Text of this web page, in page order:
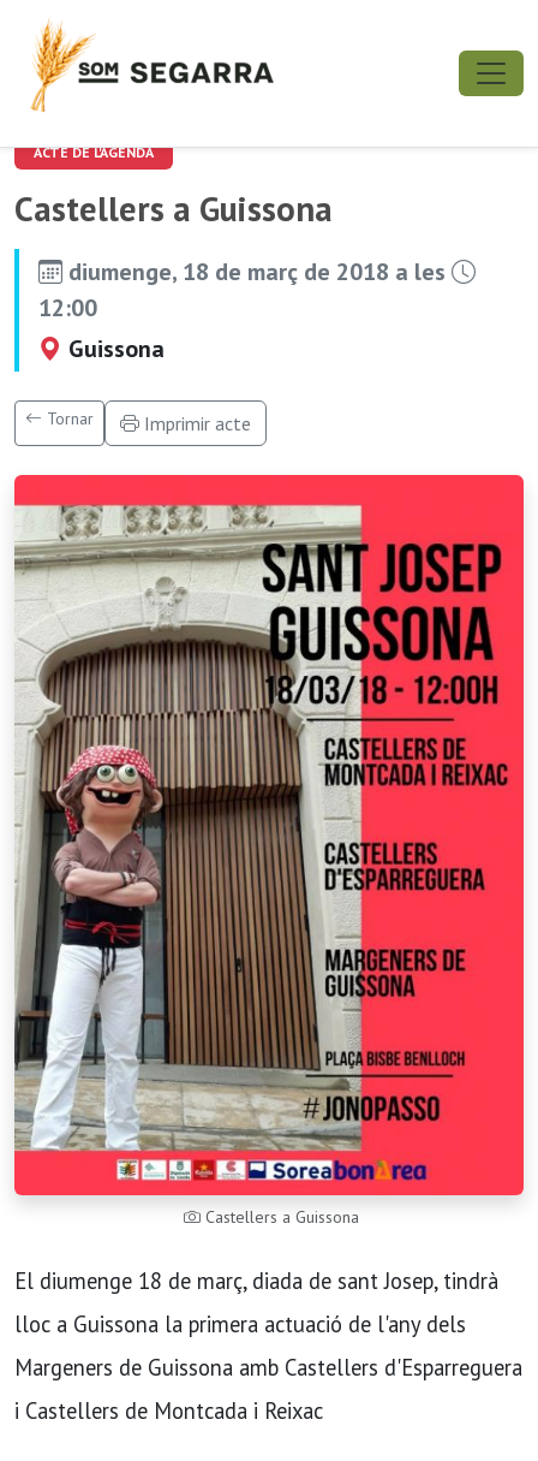
ACTE DE L'AGENDA
Castellers a Guissona
diumenge, 18 de març de 2018 a les
12:00
Guissona
Tornar Imprimir acte
Castellers a Guissona
El diumenge 18 de març, diada de sant Josep, tindrà
lloc a Guissona la primera actuació de l'any dels
Margeners de Guissona amb Castellers d'Esparreguera
i Castellers de Montcada i Reixac